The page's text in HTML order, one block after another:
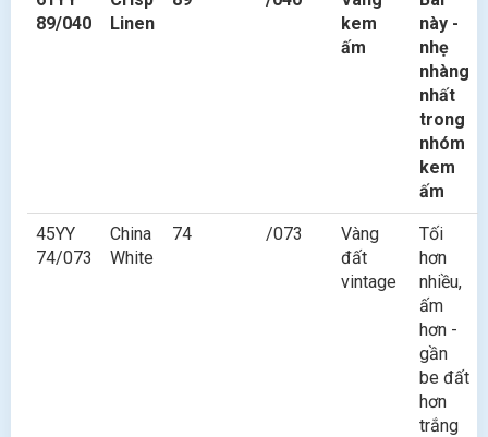
89/040
Linen
kem
ấm
này -
nhẹ
nhàng
nhất
trong
nhóm
kem
ấm
45YY
74/073
China
White
74 /073
Vàng
đất
vintage
Tối
hơn
nhiều,
ấm
hơn -
gần
be đất
hơn
trắng